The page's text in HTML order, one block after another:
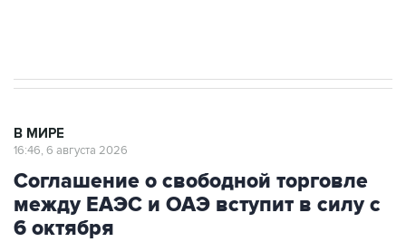
В МИРЕ
16:46, 6 августа 2026
Соглашение о свободной торговле
между ЕАЭС и ОАЭ вступит в силу с
6 октября